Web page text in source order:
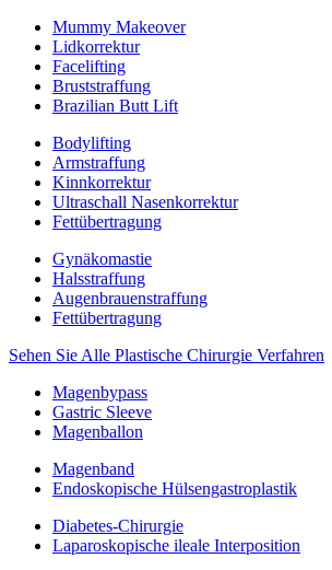
Mummy Makeover
Lidkorrektur
Facelifting
Bruststraffung
Brazilian Butt Lift
Bodylifting
Armstraffung
Kinnkorrektur
Ultraschall Nasenkorrektur
Fettübertragung
Gynäkomastie
Halsstraffung
Augenbrauenstraffung
Fettübertragung
Sehen Sie Alle Plastische Chirurgie Verfahren
Magenbypass
Gastric Sleeve
Magenballon
Magenband
Endoskopische Hülsengastroplastik
Diabetes-Chirurgie
Laparoskopische ileale Interposition